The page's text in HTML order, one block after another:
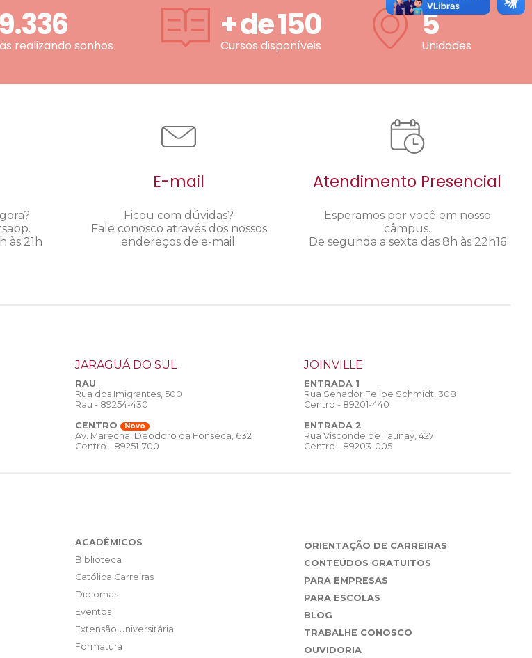
realizando sonhos
+ de150
Cursos disponíveis
5
Unidades
às 21h
E-mail
Ficou com dúvidas?
Fale conosco através dos nossos
endereços de e-mail.
Atendimento Presencial
Esperamos por você em nosso
câmpus.
De segunda a sexta das 8h às 22h16
JARAGUÁ DO SUL
RAU
Rua dos Imigrantes, 500
Rau - 89254-430
CENTRO
Novo
Av. Marechal Deodoro da Fonseca, 632
Centro - 89251-700
JOINVILLE
ENTRADA 1
Rua Senador Felipe Schmidt, 308
Centro - 89201-440
ENTRADA 2
Rua Visconde de Taunay, 427
Centro - 89203-005
ACADÊMICOS
Biblioteca
Católica Carreiras
Diplomas
Eventos
Extensão Universitária
Formatura
ORIENTAÇÃO DE CARREIRAS
CONTEÚDOS GRATUITOS
PARA EMPRESAS
PARA ESCOLAS
BLOG
TRABALHE CONOSCO
OUVIDORIA